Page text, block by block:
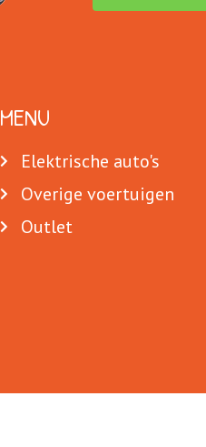
MENU
Elektrische auto's
Overige voertuigen
Outlet